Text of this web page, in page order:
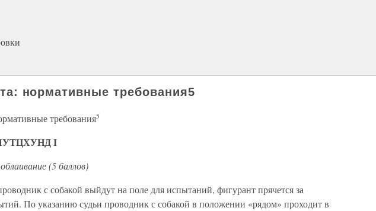
нормативные требования5
требования5
I
(5 баллов)
с собакой выйдут на поле для испытаний, фигурант прячется за
По указанию судьи проводник с собакой в положении «рядом» проходит в